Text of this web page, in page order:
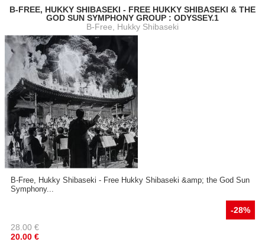
B-FREE, HUKKY SHIBASEKI - FREE HUKKY SHIBASEKI & THE
GOD SUN SYMPHONY GROUP : ODYSSEY.1
B-Free, Hukky Shibaseki
B-Free, Hukky Shibaseki - Free Hukky Shibaseki &amp; the God Sun
Symphony...
-28%
28.00 €
20.00 €